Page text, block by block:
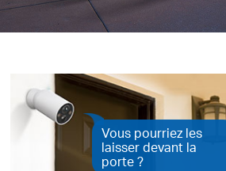
Vous pourriez les
laisser devant la
porte ?